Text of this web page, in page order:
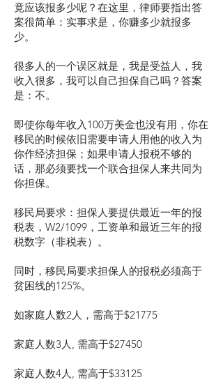
竟应该报多少呢？在这里，律师要指出答
案很简单：实事求是，你赚多少就报多
少。
很多人的一个误区就是，我是受益人，我
收入很多，我可以自己担保自己吗？答案
是：不。
即使你每年收入100万美金也没有用，你在
移民的时候依旧需要申请人用他的收入为
你作经济担保；如果申请人报税不够的
话，那必须要找一个联合担保人来共同为
你担保。
移民局要求：担保人要提供最近一年的报
税表，W2/1099，工资单和最近三年的报
税数字（非税表）。
同时，移民局要求担保人的报税必须高于
贫困线的125%。
如家庭人数2人，需高于$21775
家庭人数3人, 需高于$27450
家庭人数4人, 需高于$33125